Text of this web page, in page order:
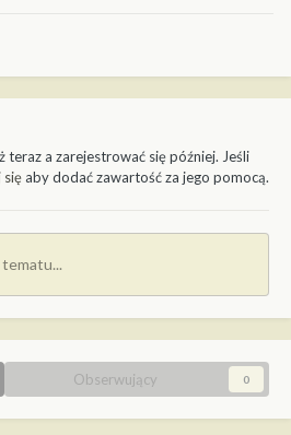
teraz a zarejestrować się później. Jeśli
sięaby dodać zawartość za jego pomocą.
Obserwujący 0